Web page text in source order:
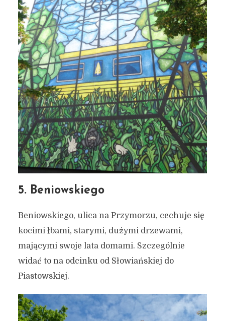
5. Beniowskiego
Beniowskiego, ulica na Przymorzu, cechuje się
kocimi łbami, starymi, dużymi drzewami,
mającymi swoje lata domami. Szczególnie
widać to na odcinku od Słowiańskiej do
Piastowskiej.